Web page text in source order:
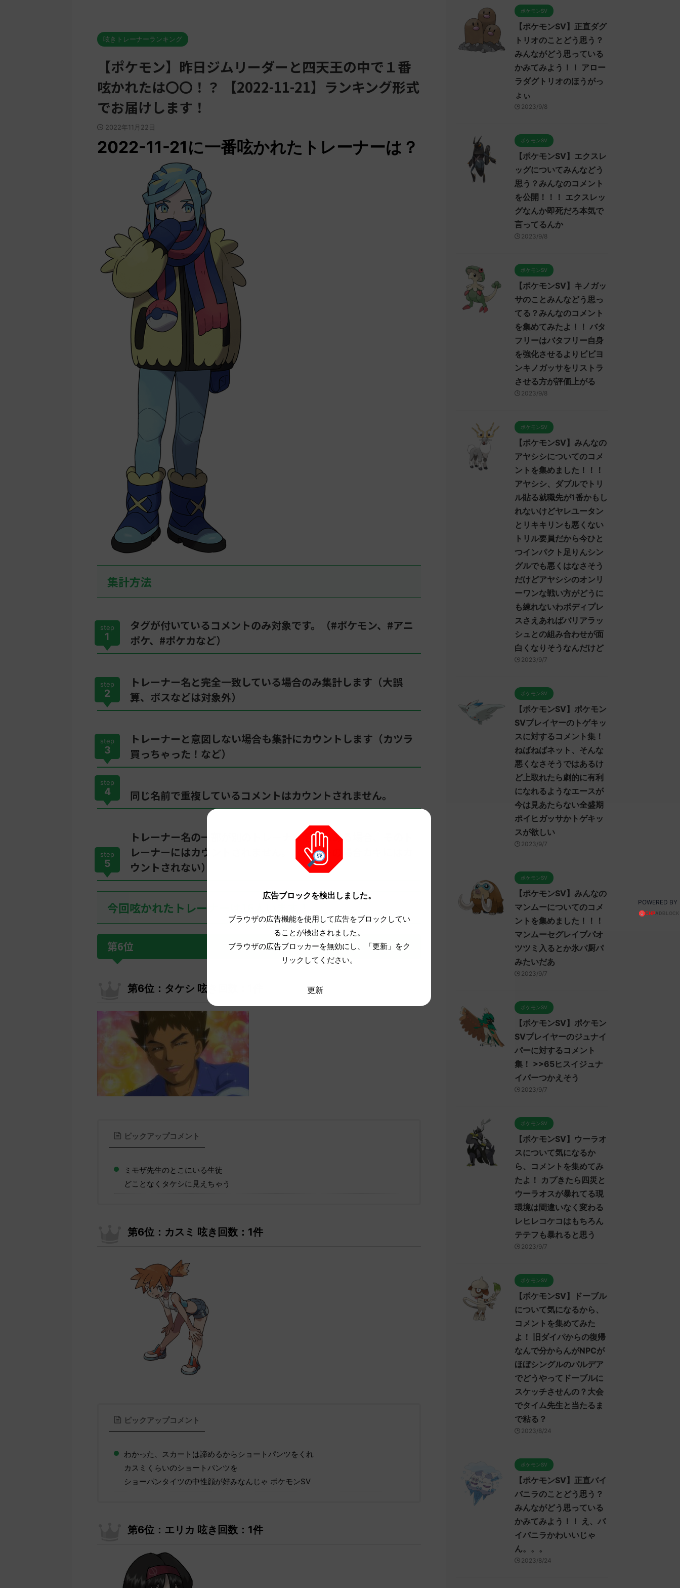
呟きトレーナーランキング
【ポケモン】昨日ジムリーダーと四天王の中で１番
呟かれたは〇〇！？ 【2022-11-21】ランキング形式
でお届けします！
2022年11月22日
2022-11-21に一番呟かれたトレーナーは？
集計方法
step
1
タグが付いているコメントのみ対象です。（#ポケモン、#アニ
ポケ、#ポケカなど）
step
2
トレーナー名と完全一致している場合のみ集計します（大誤
算、ボスなどは対象外）
step
3
トレーナーと意図しない場合も集計にカウントします（カツラ
買っちゃった！など）
step
4 同じ名前で重複しているコメントはカウントされません。
step
5
トレーナー名の一部が別のトレーナー名にもある場合、そのト
レーナーにはカウントされません。（サカキの場合カキにはカ
ウントされない）
今回呟かれたトレーナーは16人います！
第6位
第6位：タケシ 呟き回数：1件
ピックアップコメント
ミモザ先生のとこにいる生徒
どことなくタケシに見えちゃう
第6位：カスミ 呟き回数：1件
ピックアップコメント
わかった、スカートは諦めるからショートパンツをくれ
カスミくらいのショートパンツを
ショーパンタイツの中性顔が好みなんじゃ ポケモンSV
第6位：エリカ 呟き回数：1件
ポケモンSV
【ポケモンSV】正直ダグ
トリオのことどう思う？
みんながどう思っている
かみてみよう！！ アロー
ラダグトリオのほうがっ
ょぃ
2023/9/8
ポケモンSV
【ポケモンSV】エクスレ
ッグについてみんなどう
思う？みんなのコメント
を公開！！！ エクスレッ
グなんか即死だろ本気で
言ってるんか
2023/9/8
ポケモンSV
【ポケモンSV】キノガッ
サのことみんなどう思っ
てる？みんなのコメント
を集めてみたよ！！ バタ
フリーはバタフリー自身
を強化させるよりビビヨ
ンキノガッサをリストラ
させる方が評価上がる
2023/9/8
ポケモンSV
【ポケモンSV】みんなの
アヤシシについてのコメ
ントを集めました！！！
アヤシシ、ダブルでトリ
ル貼る就職先が1番かもし
れないけどヤレユータン
とリキキリンも悪くない
トリル要員だから今ひと
つインパクト足りんシン
グルでも悪くはなさそう
だけどアヤシシのオンリ
ーワンな戦い方がどうに
も練れないわボディプレ
スさえあればバリアラッ
シュとの組み合わせが面
白くなりそうなんだけど
2023/9/7
ポケモンSV
【ポケモンSV】ポケモン
SVプレイヤーのトゲキッ
スに対するコメント集！
ねばねばネット、そんな
悪くなさそうではあるけ
ど上取れたら劇的に有利
になれるようなエースが
今は見あたらない全盛期
ポイヒガッサかトゲキッ
スが欲しい
2023/9/7
ポケモンSV
【ポケモンSV】みんなの
マンムーについてのコメ
ントを集めました！！！
マンムーセグレイブパオ
ツツミ入るとか氷パ厨パ
みたいだあ
2023/9/7
ポケモンSV
【ポケモンSV】ポケモン
SVプレイヤーのジュナイ
パーに対するコメント
集！ >>65ヒスイジュナ
イパーつかえそう
2023/9/7
ポケモンSV
【ポケモンSV】ウーラオ
スについて気になるか
ら、コメントを集めてみ
たよ！ カプきたら四災と
ウーラオスが暴れてる現
環境は間違いなく変わる
レヒレコケコはもちろん
テテフも暴れると思う
2023/9/7
ポケモンSV
【ポケモンSV】ドーブル
について気になるから、
コメントを集めてみた
よ！ 旧ダイパからの復帰
なんで分からんがNPCが
ほぼシングルのパルデア
でどうやってドーブルに
スケッチさせんの？大会
でタイム先生と当たるま
で粘る？
2023/8/24
ポケモンSV
【ポケモンSV】正直バイ
バニラのことどう思う？
みんながどう思っている
かみてみよう！！ え、バ
イバニラかわいいじゃ
ん。。。
2023/8/24
広告ブロックを検出しました。
ブラウザの広告機能を使用して広告をブロックしてい
ることが検出されました。
ブラウザの広告ブロッカーを無効にし、「更新」をク
リックしてください。
更新
POWERED BY